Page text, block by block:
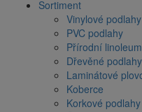
Sortiment
Vinylové podlahy
PVC podlahy
Přírodní linoleum
Dřevěné podlahy
Laminátové
Koberce
Korkové podlahy